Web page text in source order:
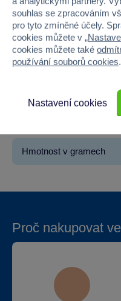
Věk od
Pohlaví
Výška
Hmotnost v gramech
Proč nakupovat
souhlas se zpracováním
pro tyto zmíněné účely.
cookies můžete v „
cookies můžete také
používání souborů cookies.
Nastavení cookies